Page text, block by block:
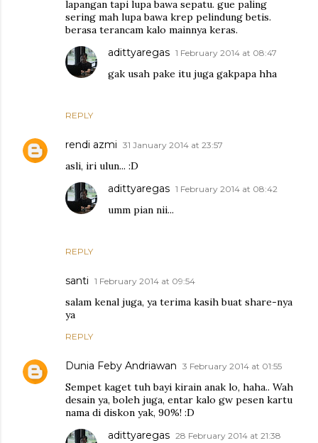
lapangan tapi lupa bawa sepatu. gue paling
sering mah lupa bawa krep pelindung betis.
berasa terancam kalo mainnya keras.
REPLY
adittyaregas 1 February 2014 at 08:47
gak usah pake itu juga gakpapa hha
rendi azmi 31 January 2014 at 23:57
asli, iri ulun... :D
REPLY
adittyaregas 1 February 2014 at 08:42
umm pian nii...
santi 1 February 2014 at 09:54
salam kenal juga, ya terima kasih buat share-nya
ya
REPLY
Dunia Feby Andriawan 3 February 2014 at 01:55
Sempet kaget tuh bayi kirain anak lo, haha.. Wah
desain ya, boleh juga, entar kalo gw pesen kartu
nama di diskon yak, 90%! :D
adittyaregas 28 February 2014 at 21:38